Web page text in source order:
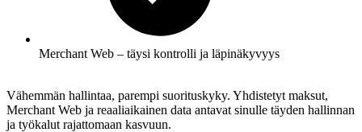
Merchant Web – täysi kontrolli ja läpinäkyvyys
Vähemmän hallintaa, parempi suorituskyky. Yhdistetyt maksut,
Merchant Web ja reaaliaikainen data antavat sinulle täyden hallinnan
ja työkalut rajattomaan kasvuun.